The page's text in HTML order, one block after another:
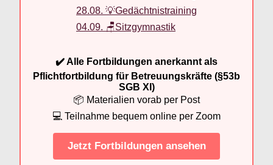
28.08. 💡Gedächtnistraining
04.09. 🪑Sitzgymnastik
✔️ Alle Fortbildungen anerkannt als
Pflichtfortbildung für Betreuungskräfte (§53b
SGB XI)
📦 Materialien vorab per Post
💻 Teilnahme bequem online per Zoom
Jetzt Fortbildungen ansehen